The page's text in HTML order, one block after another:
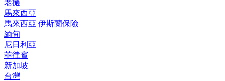
老撾
馬來西亞
馬來西亞 伊斯蘭保險
緬甸
尼日利亞
菲律賓
新加坡
台灣